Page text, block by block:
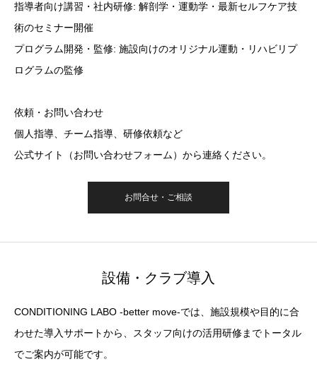
指導者向け講習・社内研修: 解剖学・運動学・最新セルフケア技
術のセミナー開催
プログラム開発・監修: 施設向けのオリジナル運動・リハビリプ
ログラムの監修
依頼・お問い合わせ
個人指導、チーム指導、研修依頼など
公式サイト（お問い合わせフォーム）から連絡ください。
お問合せ・ご相談
設備・クラブ導入
CONDITIONING LABO -better move-では、施設規模や目的に合
わせた導入サポートから、スタッフ向けの活用研修までトータル
でご案内が可能です。